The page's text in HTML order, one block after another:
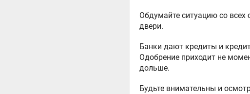
Обдумайте ситуацию со всех
двери.
Банки дают кредиты и
Одобрение приходит не
дольше.
Будьте внимательны и